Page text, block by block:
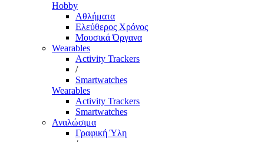
Hobby
Αθλήματα
Ελεύθερος Χρόνος
Μουσικά Όργανα
Wearables
Activity Trackers
/
Smartwatches
Wearables
Activity Trackers
Smartwatches
Αναλώσιμα
Γραφική Ύλη